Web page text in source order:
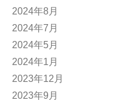
2024年8月
2024年7月
2024年5月
2024年1月
2023年12月
2023年9月